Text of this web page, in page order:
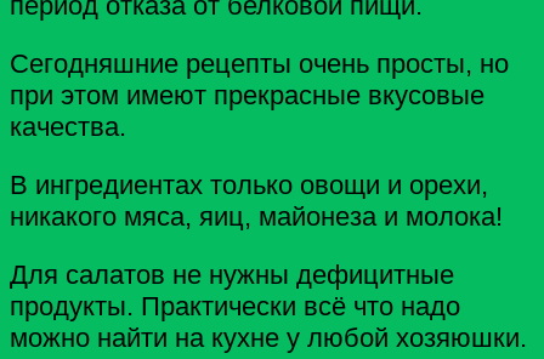
Сегодняшние рецепты очень просты, но
при этом имеют прекрасные вкусовые
качества.
В ингредиентах только овощи и орехи,
никакого мяса, яиц, майонеза и молока!
Для салатов не нужны дефицитные
продукты. Практически всё что надо
можно найти на кухне у любой хозяюшки.